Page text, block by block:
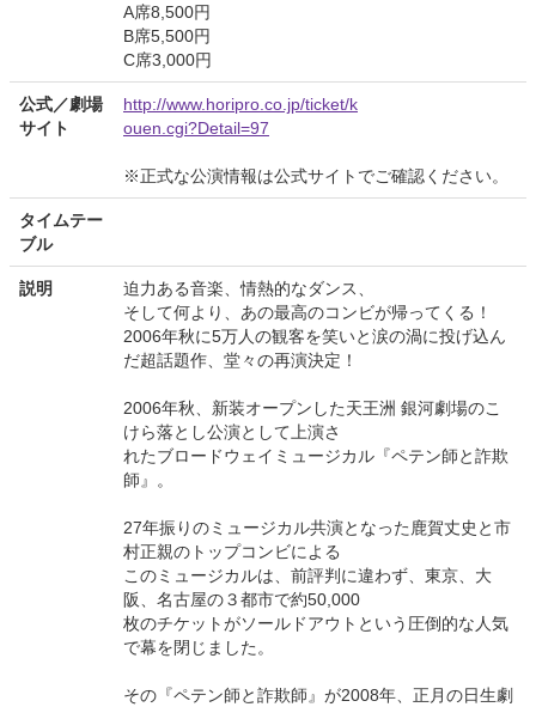
A席8,500円
B席5,500円
C席3,000円
公式／劇場
サイト
http://www.horipro.co.jp/ticket/k
ouen.cgi?Detail=97
※正式な公演情報は公式サイトでご確認ください。
タイムテー
ブル
説明
迫力ある音楽、情熱的なダンス、
そして何より、あの最高のコンビが帰ってくる！
2006年秋に5万人の観客を笑いと涙の渦に投げ込ん
だ超話題作、堂々の再演決定！
2006年秋、新装オープンした天王洲 銀河劇場のこ
けら落とし公演として上演さ
れたブロードウェイミュージカル『ペテン師と詐欺
師』。
27年振りのミュージカル共演となった鹿賀丈史と市
村正親のトップコンビによる
このミュージカルは、前評判に違わず、東京、大
阪、名古屋の３都市で約50,000
枚のチケットがソールドアウトという圧倒的な人気
で幕を閉じました。
その『ペテン師と詐欺師』が2008年、正月の日生劇